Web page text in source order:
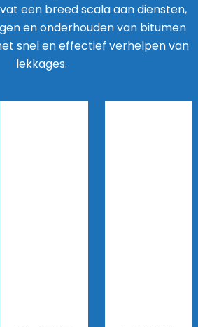
een breed scala aan diensten,
en onderhouden van bitumen
snel en effectief verhelpen van
lekkages.